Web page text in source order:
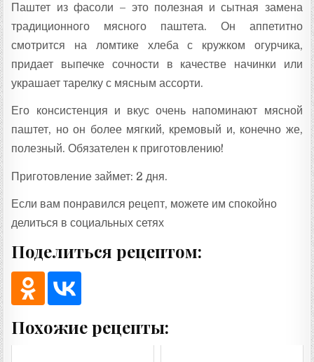
Паштет из фасоли – это полезная и сытная замена
традиционного мясного паштета. Он аппетитно
смотрится на ломтике хлеба с кружком огурчика,
придает выпечке сочности в качестве начинки или
украшает тарелку с мясным ассорти.
Его консистенция и вкус очень напоминают мясной
паштет, но он более мягкий, кремовый и, конечно же,
полезный. Обязателен к приготовлению!
Приготовление займет: 2 дня.
Если вам понравился рецепт, можете им спокойно
делиться в социальных сетях
Поделиться рецептом:
Похожие рецепты: